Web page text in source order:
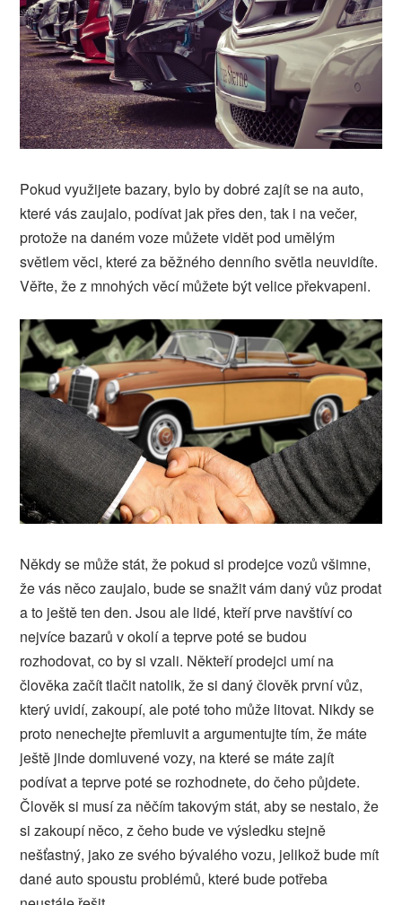
Pokud využijete bazary, bylo by dobré zajít se na auto,
které vás zaujalo, podívat jak přes den, tak i na večer,
protože na daném voze můžete vidět pod umělým
světlem věci, které za běžného denního světla neuvidíte.
Věřte, že z mnohých věcí můžete být velice překvapeni.
Někdy se může stát, že pokud si prodejce vozů všimne,
že vás něco zaujalo, bude se snažit vám daný vůz prodat
a to ještě ten den. Jsou ale lidé, kteří prve navštíví co
nejvíce bazarů v okolí a teprve poté se budou
rozhodovat, co by si vzali. Někteří prodejci umí na
člověka začít tlačit natolik, že si daný člověk první vůz,
který uvidí, zakoupí, ale poté toho může litovat. Nikdy se
proto nenechejte přemluvit a argumentujte tím, že máte
ještě jinde domluvené vozy, na které se máte zajít
podívat a teprve poté se rozhodnete, do čeho půjdete.
Člověk si musí za něčím takovým stát, aby se nestalo, že
si zakoupí něco, z čeho bude ve výsledku stejně
nešťastný, jako ze svého bývalého vozu, jelikož bude mít
dané auto spoustu problémů, které bude potřeba